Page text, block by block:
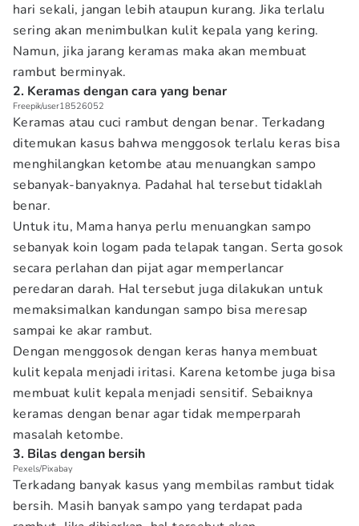
hari sekali, jangan lebih ataupun kurang. Jika terlalu
sering akan menimbulkan kulit kepala yang kering.
Namun, jika jarang keramas maka akan membuat
rambut berminyak.
2. Keramas dengan cara yang benar
Freepik/user18526052
Keramas atau cuci rambut dengan benar. Terkadang
ditemukan kasus bahwa menggosok terlalu keras bisa
menghilangkan ketombe atau menuangkan sampo
sebanyak-banyaknya. Padahal hal tersebut tidaklah
benar.
Untuk itu, Mama hanya perlu menuangkan sampo
sebanyak koin logam pada telapak tangan. Serta gosok
secara perlahan dan pijat agar memperlancar
peredaran darah. Hal tersebut juga dilakukan untuk
memaksimalkan kandungan sampo bisa meresap
sampai ke akar rambut.
Dengan menggosok dengan keras hanya membuat
kulit kepala menjadi iritasi. Karena ketombe juga bisa
membuat kulit kepala menjadi sensitif. Sebaiknya
keramas dengan benar agar tidak memperparah
masalah ketombe.
3. Bilas dengan bersih
Pexels/Pixabay
Terkadang banyak kasus yang membilas rambut tidak
bersih. Masih banyak sampo yang terdapat pada